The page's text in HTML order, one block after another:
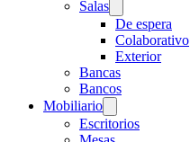
Salas
De espera
Colaborativo
Exterior
Bancas
Bancos
Mobiliario
Escritorios